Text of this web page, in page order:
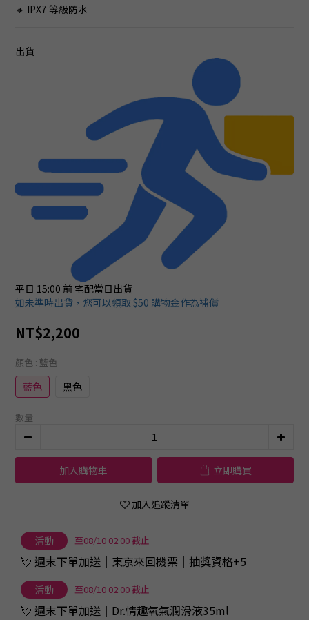
🔸 IPX7 等級防水
出貨
平日 15:00 前 宅配當日出貨
如未準時出貨，您可以領取 $50 購物金作為補償
NT$2,200
顏色 : 藍色
藍色 黑色
數量
加入購物車 立即購買
加入追蹤清單
活動 至08/10 02:00 截止
💘 週末下單加送｜東京來回機票｜抽獎資格+5
活動 至08/10 02:00 截止
💘 週末下單加送｜Dr.情趣氧氣潤滑液35ml